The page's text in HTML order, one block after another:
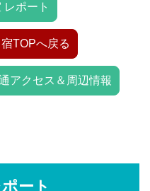
レポート
宿TOPへ戻る
アクセス＆周辺情報
ート